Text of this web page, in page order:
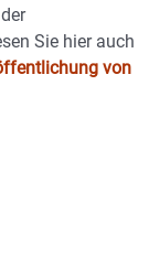
Sie hier auch
von